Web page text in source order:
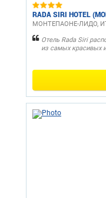
RADA SIRI HOTEL
МОНТЕПАОНЕ-ЛИДО,
Отель Rada Siri
из самых красивых